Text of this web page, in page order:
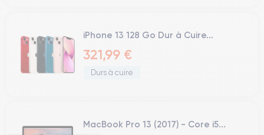
iPhone 13 128 Go Dur à Cuire...
321,99 €
Durs à cuire
MacBook Pro 13 (2017) - Core i5...